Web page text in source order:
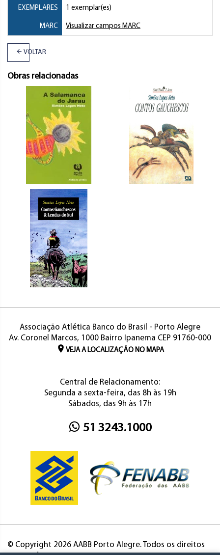
EXEMPLARES 1 exemplar(es)
MARC Visualizar campos MARC
VOLTAR
Obras relacionadas
Associação Atlética Banco do Brasil - Porto Alegre
Av. Coronel Marcos, 1000 Bairro Ipanema CEP 91760-000
VEJA A LOCALIZAÇÃO NO MAPA
Central de Relacionamento:
Segunda a sexta-feira, das 8h às 19h
Sábados, das 9h às 17h
51 3243.1000
© Copyright 2026 AABB Porto Alegre. Todos os direitos